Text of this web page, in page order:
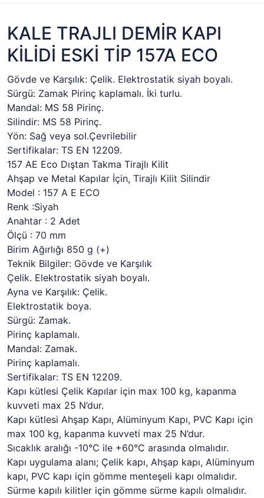
KALE TRAJLI DEMİR KAPI
KİLİDİ ESKİ TİP 157A ECO
Gövde ve Karşılık: Çelik. Elektrostatik siyah boyalı.
Sürgü: Zamak Pirinç kaplamalı. İki turlu.
Mandal: MS 58 Pirinç.
Silindir: MS 58 Pirinç.
Yön: Sağ veya sol.Çevrilebilir
Sertifikalar: TS EN 12209.
157 AE Eco Dıştan Takma Tirajlı Kilit
Ahşap ve Metal Kapılar İçin, Tirajlı Kilit Silindir
Model : 157 A E ECO
Renk :Siyah
Anahtar : 2 Adet
Ölçü : 70 mm
Birim Ağırlığı 850 g (+)
Teknik Bilgiler: Gövde ve Karşılık
Çelik. Elektrostatik siyah boyalı.
Ayna ve Karşılık: Çelik.
Elektrostatik boya.
Sürgü: Zamak.
Pirinç kaplamalı.
Mandal: Zamak.
Pirinç kaplamalı.
Sertifikalar: TS EN 12209.
Kapı kütlesi Çelik Kapılar için max 100 kg, kapanma
kuvveti max 25 N’dur.
Kapı kütlesi Ahşap Kapı, Alüminyum Kapı, PVC Kapı için
max 100 kg, kapanma kuvveti max 25 N’dur.
Sıcaklık aralığı -10°C ile +60°C arasında olmalıdır.
Kapı uygulama alanı; Çelik kapı, Ahşap kapı, Alüminyum
kapı, PVC kapı için gömme menteşeli kapı olmalıdır.
Sürme kapılı kilitler için gömme sürme kapılı olmalıdır.